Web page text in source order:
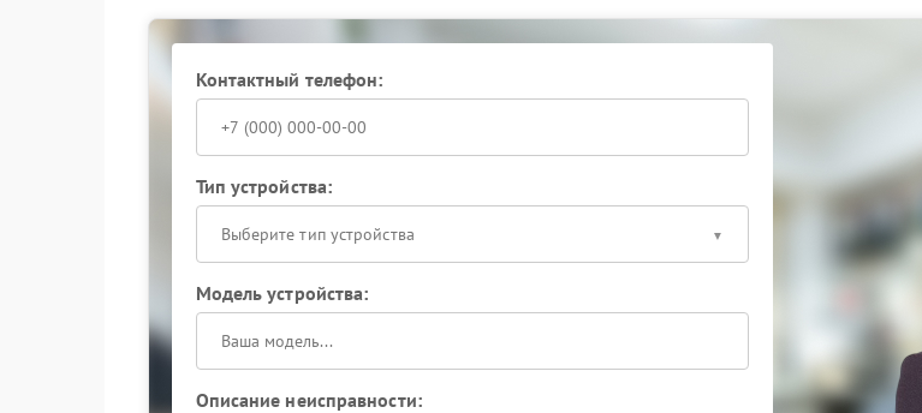
Контактный телефон:
Тип устройства:
Выберите тип устройства
Модель устройства:
Описание неисправности: